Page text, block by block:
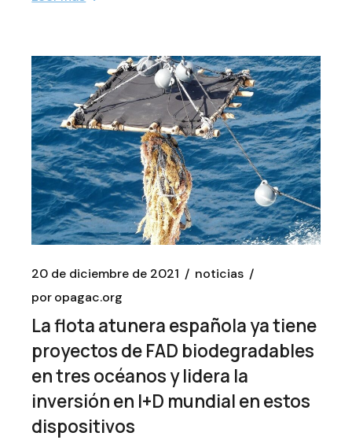
20 de diciembre de 2021
noticias
poropagac.org
La flota atunera española ya tiene
proyectos de FAD biodegradables
en tres océanos y lidera la
inversión en I+D mundial en estos
dispositivos